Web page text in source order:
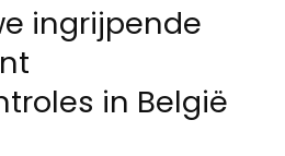
ingrijpende
in België